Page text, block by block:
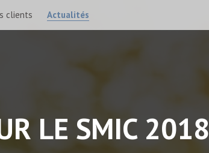
clients Actualités
LE SMIC 2018